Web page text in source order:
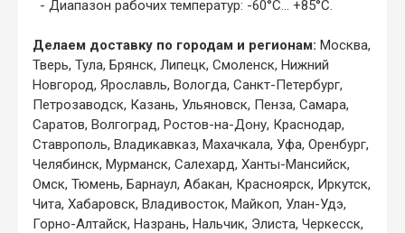
- Диапазон рабочих температур: -60°C... +85°С.
Делаем доставку по городам и регионам: Москва,
Тверь, Тула, Брянск, Липецк, Смоленск, Нижний
Новгород, Ярославль, Вологда, Санкт-Петербург,
Петрозаводск, Казань, Ульяновск, Пенза, Самара,
Саратов, Волгоград, Ростов-на-Дону, Краснодар,
Ставрополь, Владикавказ, Махачкала, Уфа, Оренбург,
Челябинск, Мурманск, Салехард, Ханты-Мансийск,
Омск, Тюмень, Барнаул, Абакан, Красноярск, Иркутск,
Чита, Хабаровск, Владивосток, Майкоп, Улан-Удэ,
Горно-Алтайск, Назрань, Нальчик, Элиста, Черкесск,